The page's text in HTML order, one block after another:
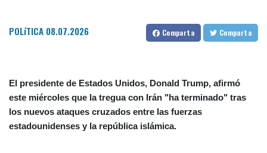
POLíTICA 08.07.2026 Comparta Comparta
El presidente de Estados Unidos, Donald Trump, afirmó
este miércoles que la tregua con Irán "ha terminado" tras
los nuevos ataques cruzados entre las fuerzas
estadounidenses y la república islámica.